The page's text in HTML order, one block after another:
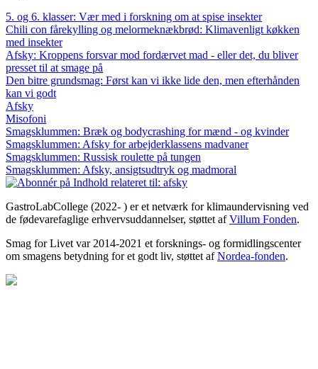
5. og 6. klasser: Vær med i forskning om at spise insekter
Chili con fårekylling og melormeknækbrød: Klimavenligt køkken
med insekter
Afsky: Kroppens forsvar mod fordærvet mad - eller det, du bliver
presset til at smage på
Den bitre grundsmag: Først kan vi ikke lide den, men efterhånden
kan vi godt
Afsky
Misofoni
Smagsklummen: Bræk og bodycrashing for mænd - og kvinder
Smagsklummen: Afsky for arbejderklassens madvaner
Smagsklummen: Russisk roulette på tungen
Smagsklummen: Afsky, ansigtsudtryk og madmoral
GastroLabCollege (2022- ) er et netværk for klimaundervisning ved
de fødevarefaglige erhvervsuddannelser, støttet afVillum Fonden.
Smag for Livet var 2014-2021 et forsknings- og formidlingscenter
om smagens betydning for et godt liv, støttet afNordea-fonden.